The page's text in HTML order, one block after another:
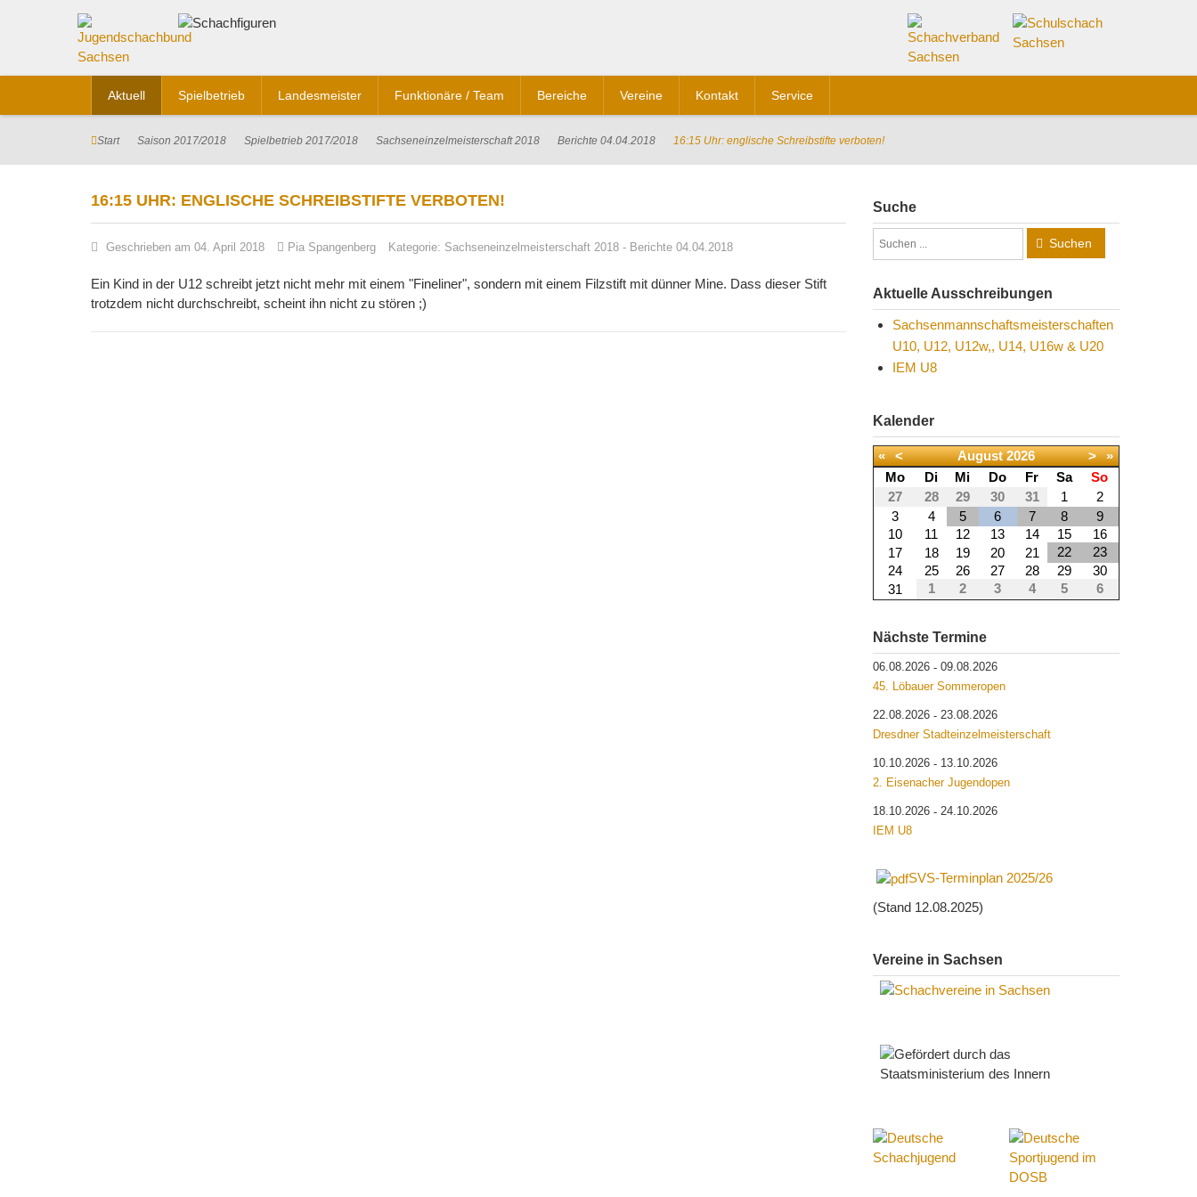
Aktuell Spielbetrieb Landesmeister Funktionäre / Team Bereiche Vereine Kontakt Service
Start Saison 2017/2018 Spielbetrieb 2017/2018 Sachseneinzelmeisterschaft 2018 Berichte 04.04.2018 16:15 Uhr: englische Schreibstifte verboten!
16:15 UHR: ENGLISCHE SCHREIBSTIFTE VERBOTEN!
Geschrieben am 04. April 2018 Pia Spangenberg Kategorie: Sachseneinzelmeisterschaft 2018 - Berichte 04.04.2018
Ein Kind in der U12 schreibt jetzt nicht mehr mit einem "Fineliner", sondern mit einem Filzstift mit dünner Mine. Dass dieser Stift
trotzdem nicht durchschreibt, scheint ihn nicht zu stören ;)
Suche
Suchen
Aktuelle Ausschreibungen
Sachsenmannschaftsmeisterschaften
U10, U12, U12w,, U14, U16w & U20
IEM U8
Kalender
« < August 2026 >
»
Mo
Di Mi Do Fr Sa
So
27
28 29 30 31 1
2
3
4 5 6 7 8
9
10
11 12 13 14 15
16
17
18 19 20 21 22
23
24
25 26 27 28 29
30
31
1 2 3 4 5 6
Nächste Termine
06.08.2026- 09.08.2026
45. Löbauer Sommeropen
22.08.2026- 23.08.2026
Dresdner Stadteinzelmeisterschaft
10.10.2026- 13.10.2026
2. Eisenacher Jugendopen
18.10.2026- 24.10.2026
IEM U8
SVS-Terminplan 2025/26
(Stand 12.08.2025)
Vereine in Sachsen